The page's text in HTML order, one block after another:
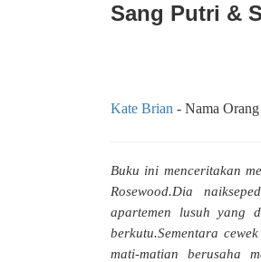
Sang Putri &
Kate Brian - Nama Orang
Buku ini menceritakan
Rosewood.Dia
apartemen lusuh yang
berkutu.Sementara
mati-matian berusaha